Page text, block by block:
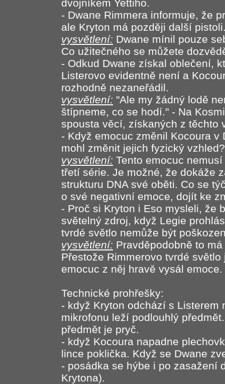
dvojníkem Yettiho.
- Dwane Rimmera informuje, že
ale Kryton má později další
vysvětlení: Dwane mínil pouze
Co užitečného se můžete
- Odkud Dwane získal oblečení,
Listerovo evidentně není a
rozhodně nezaneřádil.
vysvětlení: "Ale my žádný lodě
štípneme, co se hodí." - Na
spousta věcí, získaných z těchto
- Když emocuc změnil Kocoura v
mohl změnit jejich fyzický vzhled?
vysvětlení: Tento emocuc
třetí série. Je možné, že dokáže
strukturu DNA své oběti. Co se
o své negativní emoce, dojít ke
- Proč si Kryton i Eso mysleli, že
světelný zdroj, když Legie
tvrdé světlo nemůže být
vysvětlení: Pravděpodobně to
Přestože Rimmerovo tvrdé
emocuc z něj hravě vysál emoce.
Technické prohřešky:
- když Kryton odchází s Listerem
mikrofonu leží podlouhlý
předmět je pryč.
- když Kocoura napadne
lince poklička. Když se Dwane
- posádka se hýbe i po zasažení
Krytona).